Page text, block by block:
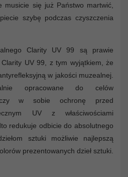
musicie się już Państwo martwić,
szybę podczas czyszczenia
Clarity UV 99 są prawie
UV 99, z tym wyjątkiem, że
w jakości muzealnej.
opracowane do celów
w sobie ochronę przed
UV z właściwościami
redukuje odbicie do absolutnego
sztuki możliwie najlepszą
prezentowanych dzieł sztuki.